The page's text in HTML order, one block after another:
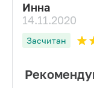
Инна
14.11.2020
Засчитан